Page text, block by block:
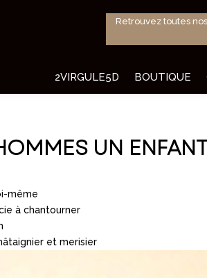
Retrouvez toutes
2VIRGULE5D BOUTIQUE
UN
même
à chantourner
et merisier